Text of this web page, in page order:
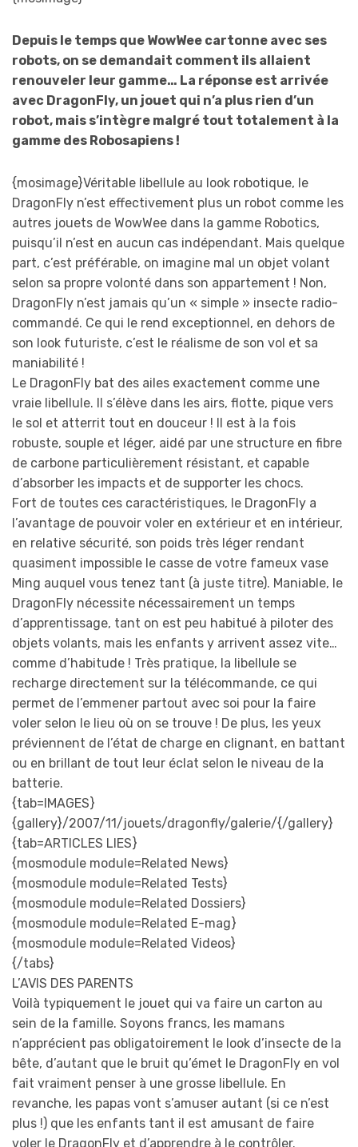
Depuis le temps que WowWee cartonne avec ses
robots, on se demandait comment ils allaient
renouveler leur gamme… La réponse est arrivée
avec DragonFly, un jouet qui n’a plus rien d’un
robot, mais s’intègre malgré tout totalement à la
gamme des Robosapiens !
{mosimage}Véritable libellule au look robotique, le
DragonFly n’est effectivement plus un robot comme les
autres jouets de WowWee dans la gamme Robotics,
puisqu’il n’est en aucun cas indépendant. Mais quelque
part, c’est préférable, on imagine mal un objet volant
selon sa propre volonté dans son appartement ! Non,
DragonFly n’est jamais qu’un « simple » insecte radio-
commandé. Ce qui le rend exceptionnel, en dehors de
son look futuriste, c’est le réalisme de son vol et sa
maniabilité !
Le DragonFly bat des ailes exactement comme une
vraie libellule. Il s’élève dans les airs, flotte, pique vers
le sol et atterrit tout en douceur ! Il est à la fois
robuste, souple et léger, aidé par une structure en fibre
de carbone particulièrement résistant, et capable
d’absorber les impacts et de supporter les chocs.
Fort de toutes ces caractéristiques, le DragonFly a
l’avantage de pouvoir voler en extérieur et en intérieur,
en relative sécurité, son poids très léger rendant
quasiment impossible le casse de votre fameux vase
Ming auquel vous tenez tant (à juste titre). Maniable, le
DragonFly nécessite nécessairement un temps
d’apprentissage, tant on est peu habitué à piloter des
objets volants, mais les enfants y arrivent assez vite…
comme d’habitude ! Très pratique, la libellule se
recharge directement sur la télécommande, ce qui
permet de l’emmener partout avec soi pour la faire
voler selon le lieu où on se trouve ! De plus, les yeux
préviennent de l’état de charge en clignant, en battant
ou en brillant de tout leur éclat selon le niveau de la
batterie.
{tab=IMAGES}
{gallery}/2007/11/jouets/dragonfly/galerie/{/gallery}
{tab=ARTICLES LIES}
{mosmodule module=Related News}
{mosmodule module=Related Tests}
{mosmodule module=Related Dossiers}
{mosmodule module=Related E-mag}
{mosmodule module=Related Videos}
{/tabs}
L’AVIS DES PARENTS
Voilà typiquement le jouet qui va faire un carton au
sein de la famille. Soyons francs, les mamans
n’apprécient pas obligatoirement le look d’insecte de la
bête, d’autant que le bruit qu’émet le DragonFly en vol
fait vraiment penser à une grosse libellule. En
revanche, les papas vont s’amuser autant (si ce n’est
plus !) que les enfants tant il est amusant de faire
voler le DragonFly et d’apprendre à le contrôler.